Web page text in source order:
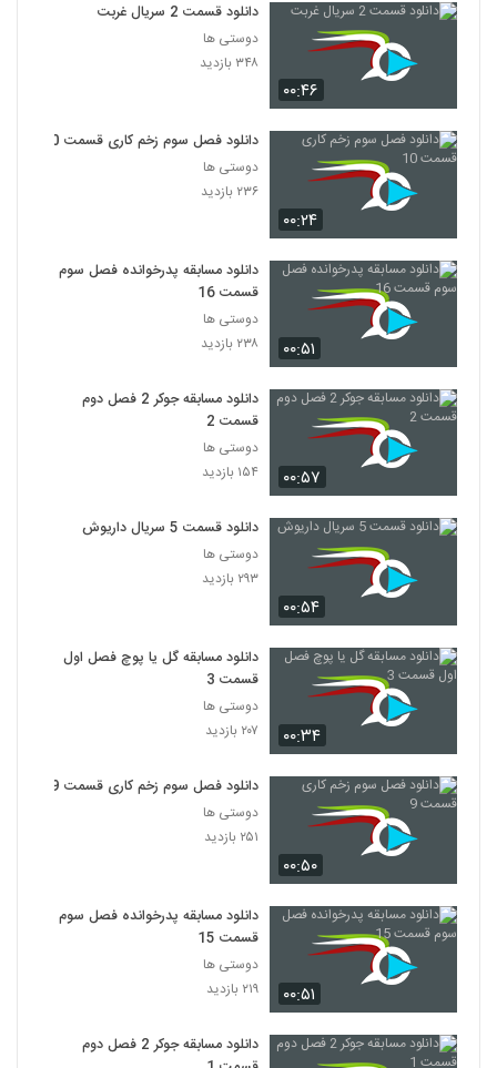
۰۰:۴۶
دانلود قسمت 2 سریال غربت
دوستی ها
۳۴۸ بازدید
۰۰:۲۴
دانلود فصل سوم زخم کاری قسمت 10
دوستی ها
۲۳۶ بازدید
۰۰:۵۱
دانلود مسابقه پدرخوانده فصل سوم
قسمت 16
دوستی ها
۲۳۸ بازدید
۰۰:۵۷
دانلود مسابقه جوکر 2 فصل دوم
قسمت 2
دوستی ها
۱۵۴ بازدید
۰۰:۵۴
دانلود قسمت 5 سریال داریوش
دوستی ها
۲۹۳ بازدید
۰۰:۳۴
دانلود مسابقه گل یا پوچ فصل اول
قسمت 3
دوستی ها
۲۰۷ بازدید
۰۰:۵۰
دانلود فصل سوم زخم کاری قسمت 9
دوستی ها
۲۵۱ بازدید
۰۰:۵۱
دانلود مسابقه پدرخوانده فصل سوم
قسمت 15
دوستی ها
۲۱۹ بازدید
دانلود مسابقه جوکر 2 فصل دوم